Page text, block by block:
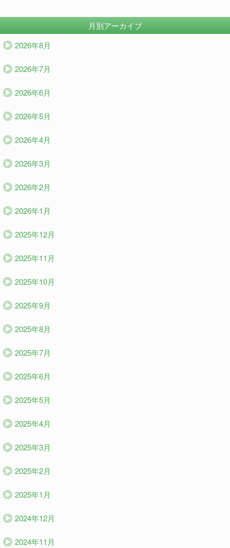
月別アーカイブ
2026年8月
2026年7月
2026年6月
2026年5月
2026年4月
2026年3月
2026年2月
2026年1月
2025年12月
2025年11月
2025年10月
2025年9月
2025年8月
2025年7月
2025年6月
2025年5月
2025年4月
2025年3月
2025年2月
2025年1月
2024年12月
2024年11月